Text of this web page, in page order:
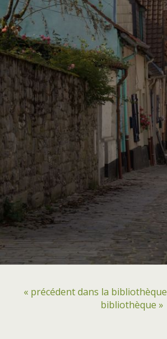
« précédent dans la bibliothèque
bibliothèque »